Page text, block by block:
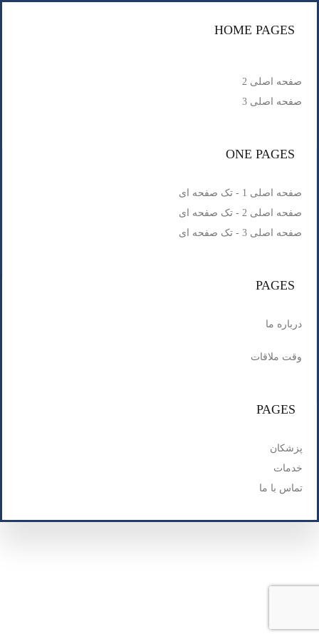
HOME PAGES
صفحه اصلی 2
صفحه اصلی 3
ONE PAGES
صفحه اصلی 1 - تک صفحه ای
صفحه اصلی 2 - تک صفحه ای
صفحه اصلی 3 - تک صفحه ای
PAGES
درباره ما
وقت ملاقات
PAGES
پزشکان
خدمات
تماس با ما